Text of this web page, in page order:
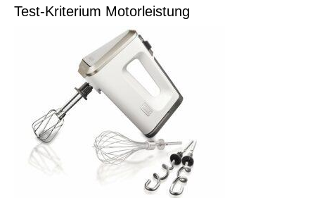
Test-Kriterium Motorleistung